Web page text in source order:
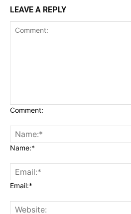
LEAVE A REPLY
Comment:
Name:*
Email:*